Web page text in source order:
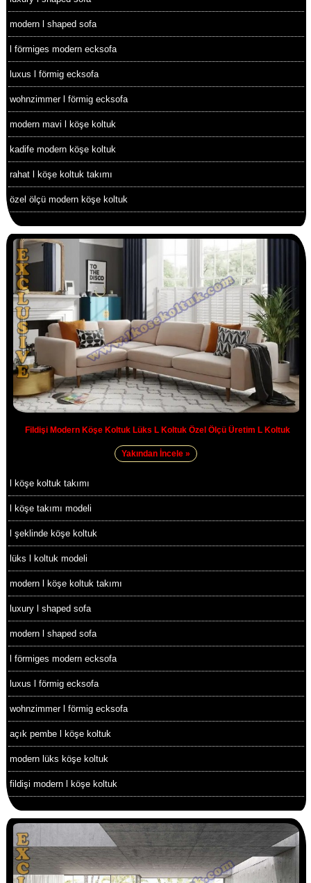
modern l shaped sofa
l förmiges modern ecksofa
luxus l förmig ecksofa
wohnzimmer l förmig ecksofa
modern mavi l köşe koltuk
kadife modern köşe koltuk
rahat l köşe koltuk takımı
özel ölçü modern köşe koltuk
Fildişi Modern Köşe Koltuk Lüks L Koltuk Özel Ölçü Üretim L Koltuk
Yakından İncele »
l köşe koltuk takımı
l köşe takımı modeli
l şeklinde köşe koltuk
lüks l koltuk modeli
modern l köşe koltuk takımı
luxury l shaped sofa
modern l shaped sofa
l förmiges modern ecksofa
luxus l förmig ecksofa
wohnzimmer l förmig ecksofa
açık pembe l köşe koltuk
modern lüks köşe koltuk
fildişi modern l köşe koltuk